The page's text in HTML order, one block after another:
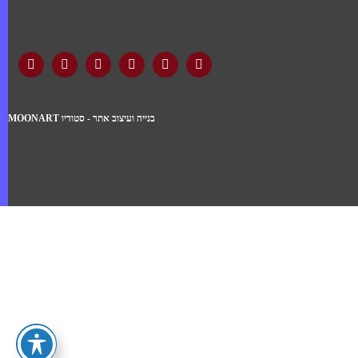
בנייה ועיצוב אתר - סטודיו MOONART